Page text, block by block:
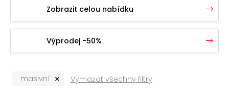
Zobrazit celou nabídku
Výprodej -50%
masivní Vymazat všechny filtry
o